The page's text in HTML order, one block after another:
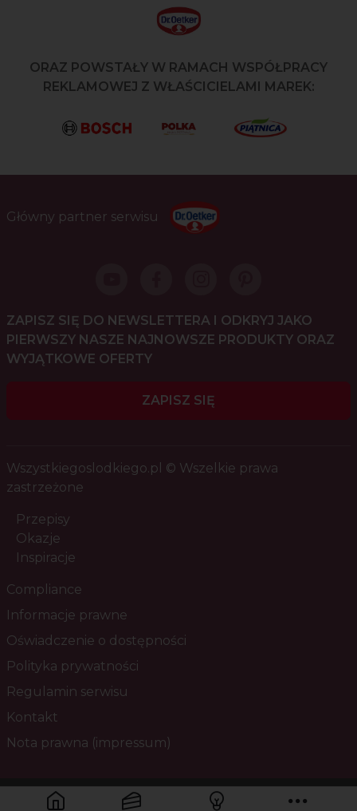
ORAZ POWSTAŁY W RAMACH WSPÓŁPRACY
REKLAMOWEJ Z WŁAŚCICIELAMI MAREK:
Główny partner serwisu
ZAPISZ SIĘ DO NEWSLETTERA I ODKRYJ JAKO
PIERWSZY NASZE NAJNOWSZE PRODUKTY ORAZ
WYJĄTKOWE OFERTY
ZAPISZ SIĘ
Wszystkiegoslodkiego.pl © Wszelkie prawa
zastrzeżone
Przepisy
Okazje
Inspiracje
Compliance
Informacje prawne
Oświadczenie o dostępności
Polityka prywatności
Regulamin serwisu
Kontakt
Nota prawna (impressum)
Masz pytania? Skontaktuj się z nami!